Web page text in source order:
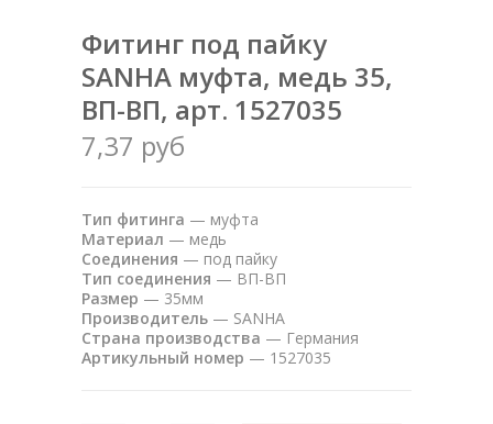
Фитинг под пайку
SANHA муфта, медь 35,
ВП-ВП, арт. 1527035
7,37 руб
Тип фитинга — муфта
Материал — медь
Соединения — под пайку
Тип соединения — ВП-ВП
Размер — 35мм
Производитель — SANHA
Страна производства — Германия
Артикульный номер — 1527035